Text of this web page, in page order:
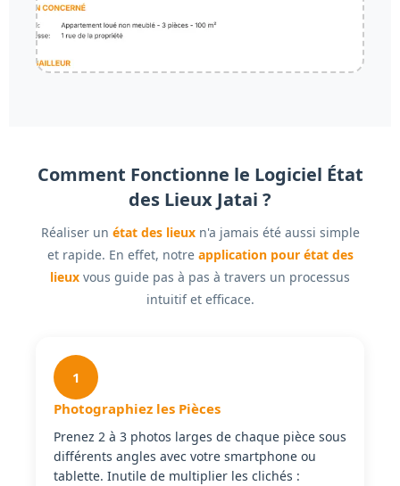
Comment Fonctionne le Logiciel État
des Lieux Jatai ?
Réaliser un état des lieuxn'a jamais été aussi simple
et rapide. En effet, notre application pour état des
lieux vous guide pas à pas à travers un processus
intuitif et efficace.
1
Photographiez les Pièces
Prenez 2 à 3 photos larges de chaque pièce sous
différents angles avec votre smartphone ou
tablette. Inutile de multiplier les clichés :